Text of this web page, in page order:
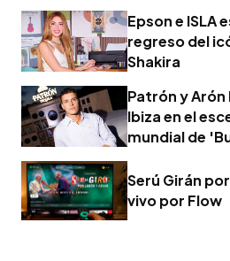
Epson e ISLA
regreso del
Shakira
Patrón y
Ibiza en el
mundial de
Serú Girán
vivo por Flow